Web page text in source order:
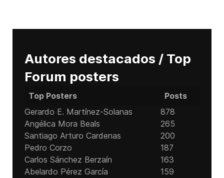
Autores destacados / Top
Forum posters
Top Posters
Posts
Gerardo E. Martínez-Solanas
878
Angélica Mora Beals
265
Santiago Arturo Cardenas
200
Pedro Corzo
187
Carlos Sánchez Berzaín
163
Abelardo Pérez García
159